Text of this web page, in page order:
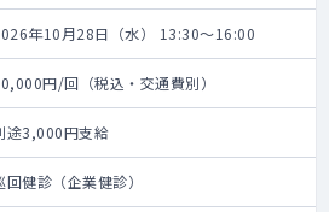
年10月28日（水） 13:30～16:00
円/回（税込・交通費別）
途3,000円支給
回健診（企業健診）